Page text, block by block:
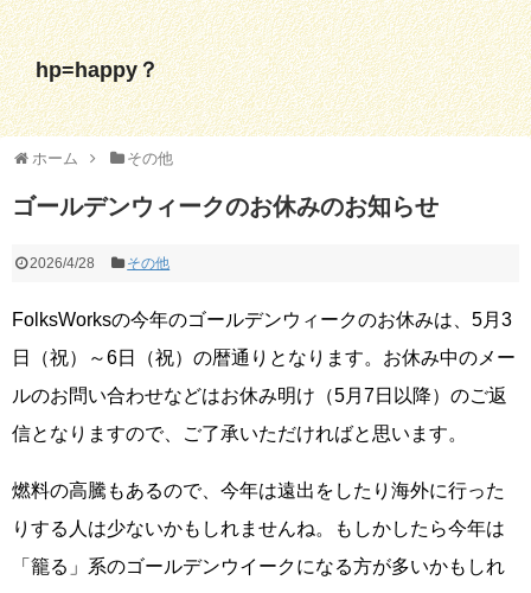
hp=happy？
ホーム その他
ゴールデンウィークのお休みのお知らせ
2026/4/28 その他
FolksWorksの今年のゴールデンウィークのお休みは、5月3
日（祝）～6日（祝）の暦通りとなります。お休み中のメー
ルのお問い合わせなどはお休み明け（5月7日以降）のご返
信となりますので、ご了承いただければと思います。
燃料の高騰もあるので、今年は遠出をしたり海外に行った
りする人は少ないかもしれませんね。もしかしたら今年は
「籠る」系のゴールデンウイークになる方が多いかもしれ